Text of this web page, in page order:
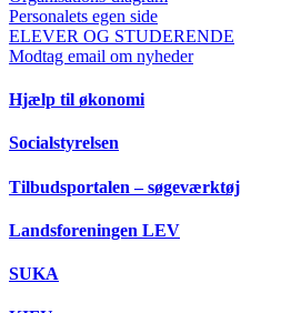
Personalets egen side
ELEVER OG STUDERENDE
Modtag email om nyheder
Hjælp til økonomi
Socialstyrelsen
Tilbudsportalen – søgeværktøj
Landsforeningen LEV
SUKA